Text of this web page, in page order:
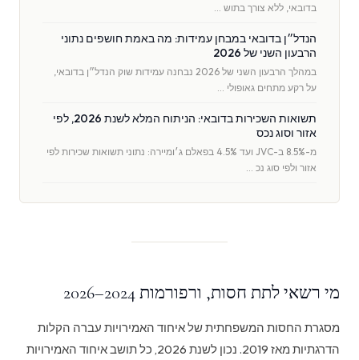
בדובאי, ללא צורך בתוש …
הנדל״ן בדובאי במבחן עמידות: מה באמת חושפים נתוני
הרבעון השני של 2026
במהלך הרבעון השני של 2026 נבחנה עמידות שוק הנדל״ן בדובאי,
על רקע מתחים גאופולי …
תשואות השכירות בדובאי: הניתוח המלא לשנת 2026, לפי
אזור וסוג נכס
מ-8.5% ב-JVC ועד 4.5% בפאלם ג׳ומיירה: נתוני תשואות שכירות לפי
אזור ולפי סוג נכ …
מי רשאי לתת חסות, ורפורמות 2024–2026
מסגרת החסות המשפחתית של איחוד האמירויות עברה הקלות
הדרגתיות מאז 2019. נכון לשנת 2026, כל תושב איחוד האמירויות